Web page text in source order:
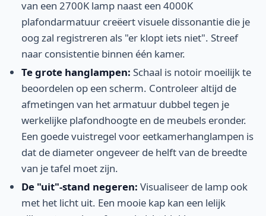
van een 2700K lamp naast een 4000K
plafondarmatuur creëert visuele dissonantie die je
oog zal registreren als "er klopt iets niet". Streef
naar consistentie binnen één kamer.
Te grote hanglampen: Schaal is notoir moeilijk te
beoordelen op een scherm. Controleer altijd de
afmetingen van het armatuur dubbel tegen je
werkelijke plafondhoogte en de meubels eronder.
Een goede vuistregel voor eetkamerhanglampen is
dat de diameter ongeveer de helft van de breedte
van je tafel moet zijn.
De "uit"-stand negeren: Visualiseer de lamp ook
met het licht uit. Een mooie kap kan een lelijk